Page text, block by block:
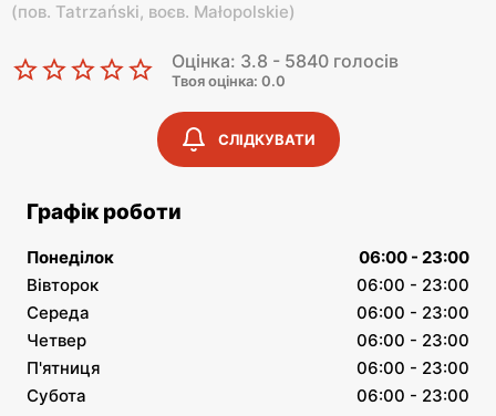
(пов. Tatrzański, воєв. Małopolskie)
Оцінка: 3.8 - 5840 голосів
Твоя оцінка: 0.0
СЛІДКУВАТИ
Графік роботи
Понеділок
06:00 - 23:00
Вівторок
06:00 - 23:00
Середа
06:00 - 23:00
Четвер
06:00 - 23:00
П'ятниця
06:00 - 23:00
Субота
06:00 - 23:00